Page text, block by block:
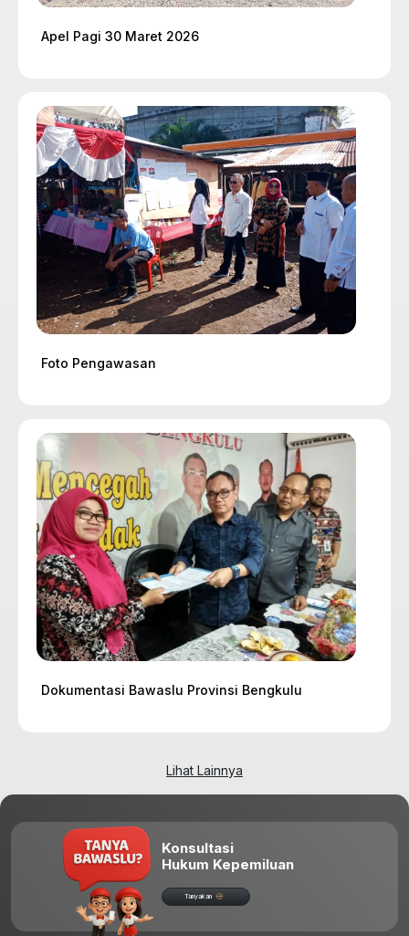
Apel Pagi 30 Maret 2026
Foto Pengawasan
Dokumentasi Bawaslu Provinsi Bengkulu
Lihat Lainnya
Konsultasi
Hukum Kepemiluan
Tanyakan